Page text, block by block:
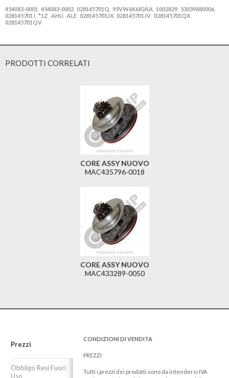
454083-0001
454083-0002 028145701Q 95VW6K682AA 1002829 53039880006
028145701J *1Z AHU ALE 028145701JX 028145701JV 028145701QX
028145701QV
PRODOTTI CORRELATI
CORE ASSY NUOVO
MAC435796-0018
CORE ASSY NUOVO
MAC433289-0050
Prezzi
Obbligo Resi Fuori
Uso
CONDIZIONI DI VENDITA
PREZZI
Tutti i prezzi dei prodotti sono da intendersi IVA